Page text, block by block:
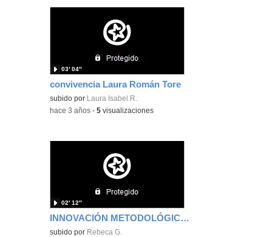
convivencia Laura Román Tore
subido por Laura Isabel R.
03′ 04″
-hace 3 años -5 visualizaciones
INNOVACIÓN METODOLÓGICA. Rebeca García Chavarrias
subido por Rebeca G.
02′ 12″